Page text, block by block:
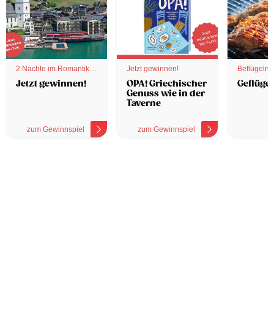
2 Nächte im Romantik
Hotel
Jetzt gewinnen!
zum Gewinnspiel
Jetzt gewinnen!
OPA! Griechischer
Genuss wie in der
Taverne
zum Gewinnspiel